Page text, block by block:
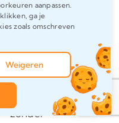
aanpassen.
ga je
zoals omschreven
Weigeren
en
schrijft direct in